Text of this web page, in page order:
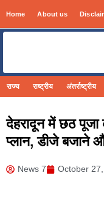
Home About us
राज्य राष्ट्रीय अंतर्राष्ट्रीय
देहरादून में छठ
प्लान, डीजे बजाने
News 7 October